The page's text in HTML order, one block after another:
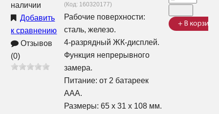
наличии
Добавить
к сравнению
Отзывов
(0)
(Код: 160320177)
Рабочие поверхности:
сталь, железо.
4-разрядный ЖК-дисплей.
Функция непрерывного
замера.
Питание: от 2 батареек
ААА.
Размеры: 65 х 31 х 108 мм.